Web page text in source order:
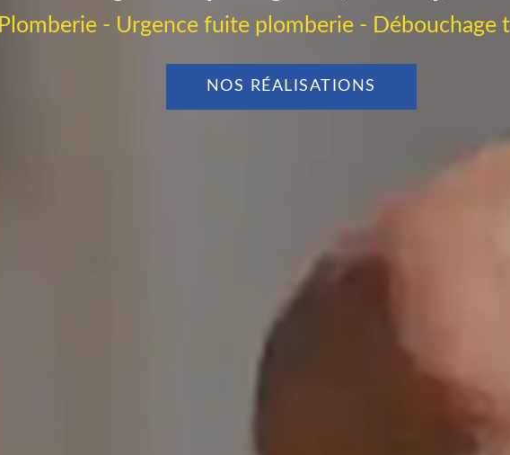
Plomberie - Urgence fuite plomberie - Débouchage
NOS RÉALISATIONS